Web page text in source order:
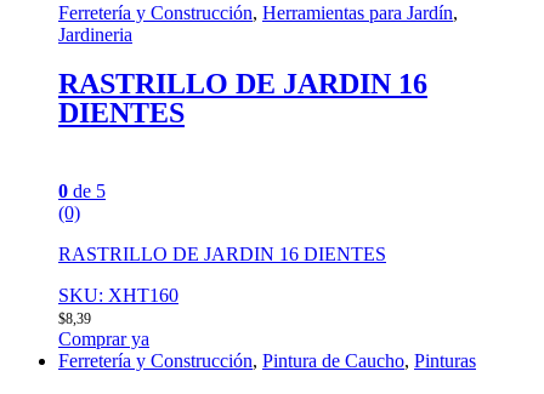
Ferretería y Construcción, Herramientas para Jardín,
Jardineria
RASTRILLO DE JARDIN 16
DIENTES
0 de 5
(0)
RASTRILLO DE JARDIN 16 DIENTES
SKU: XHT160
$8,39
Comprar ya
Ferretería y Construcción, Pintura de Caucho, Pinturas